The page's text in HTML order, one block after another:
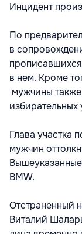
Инцидент
По
в
в нем. Кроме
мужчины
избирательных
Глава участка
мужчин
BMW.
Отстраненный
Виталий